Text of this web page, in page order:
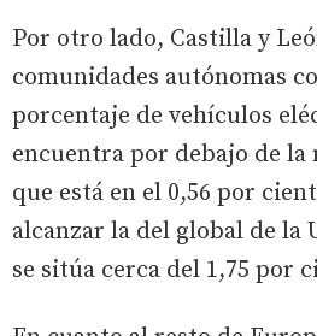
Por otro lado, Castilla y
comunidades autónomas
porcentaje de vehículos
encuentra por debajo de la
que está en el 0,56 por
alcanzar la del global de la
se sitúa cerca del 1,75 por